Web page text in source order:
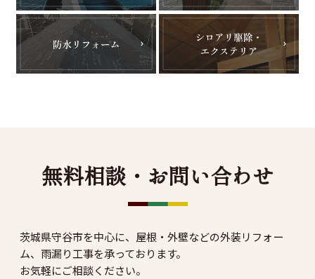
無料相談・お問い合わせ
茨城県守谷市を中心に、屋根・外壁などの外装リフォー
ム、雨漏り工事を承っております。
お気軽にご相談ください。